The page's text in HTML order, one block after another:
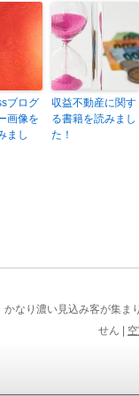
ブログ
画像を
まし
収益不動産に関す
る書籍を読みまし
た！
なり濃い見込み客が集ま
せん